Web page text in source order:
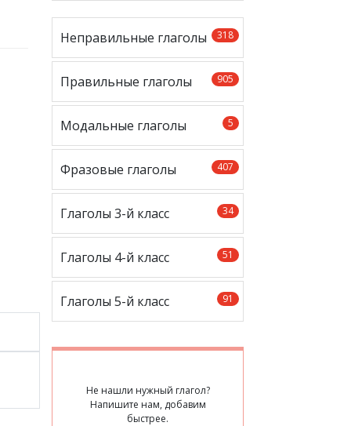
318
Неправильные глаголы
905
Правильные глаголы
5
Модальные глаголы
407
Фразовые глаголы
34
Глаголы 3-й класс
51
Глаголы 4-й класс
91
Глаголы 5-й класс
Не нашли нужный глагол?
Напишите нам, добавим
быстрее.